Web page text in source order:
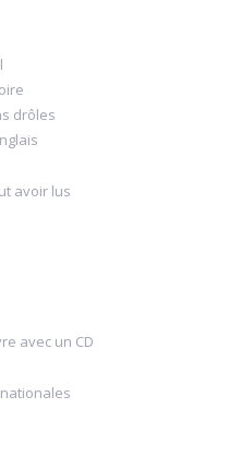
drôles
avoir lus
avec un CD